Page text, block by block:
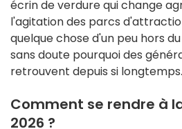
écrin de verdure qui change
l'agitation des parcs
quelque chose d'un peu hors
sans doute pourquoi des
retrouvent depuis si longtemps.
Comment se rendre à
2026 ?